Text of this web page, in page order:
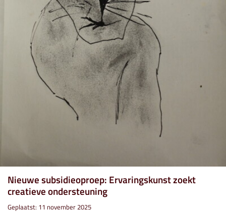
Nieuwe subsidieoproep: Ervaringskunst zoekt
creatieve ondersteuning
Geplaatst: 11 november 2025